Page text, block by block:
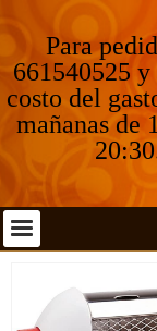
Para
661540525
costo del
mañanas de